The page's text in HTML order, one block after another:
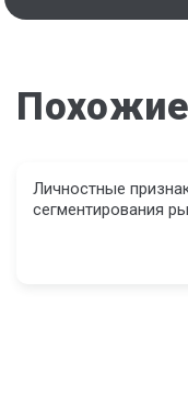
Личностные
сегментирования